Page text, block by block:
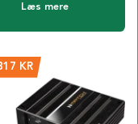
Læs mere
KR